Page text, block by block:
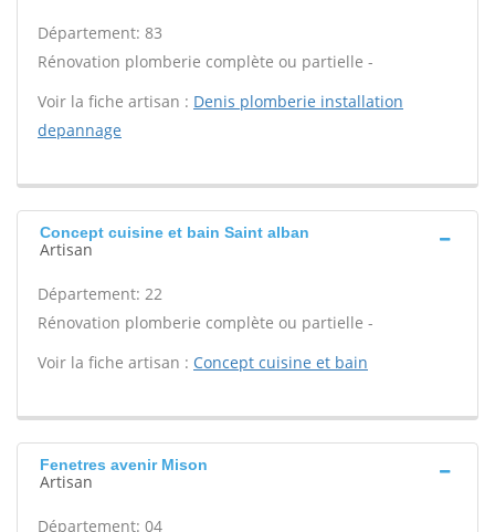
Département: 83
Rénovation plomberie complète ou partielle -
Voir la fiche artisan : Denis plomberie installation
depannage
Concept cuisine et bain Saint alban
Artisan
Département: 22
Rénovation plomberie complète ou partielle -
Voir la fiche artisan : Concept cuisine et bain
Fenetres avenir Mison
Artisan
Département: 04